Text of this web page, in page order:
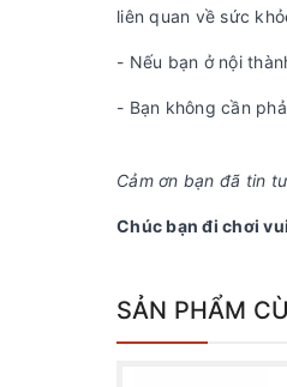
liên quan về sức
- Nếu bạn ở nội
- Bạn không cần
Cảm ơn bạn đã tin
Chúc bạn đi chơi
SẢN PHẨM